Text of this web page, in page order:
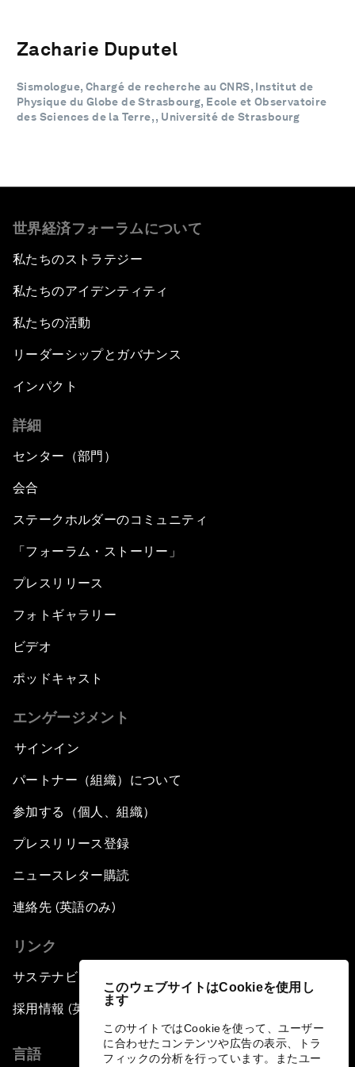
このウェブサイトはCookieを使用し
ます
このサイトではCookieを使って、ユーザー
に合わせたコンテンツや広告の表示、トラ
フィックの分析を行っています。またユー
Zacharie Duputel
Sismologue, Chargé de recherche au CNRS, Institut de
Physique du Globe de Strasbourg, Ecole et Observatoire
des Sciences de la Terre, , Université de Strasbourg
世界経済フォーラムについて
私たちのストラテジー
私たちのアイデンティティ
私たちの活動
リーダーシップとガバナンス
インパクト
詳細
センター（部門）
会合
ステークホルダーのコミュニティ
「フォーラム・ストーリー」
プレスリリース
フォトギャラリー
ビデオ
ポッドキャスト
エンゲージメント
サインイン
パートナー（組織）について
参加する（個人、組織）
プレスリリース登録
ニュースレター購読
連絡先 (英語のみ)
リンク
サステナビリティへの取り組み
採用情報 (英語のみ)
言語